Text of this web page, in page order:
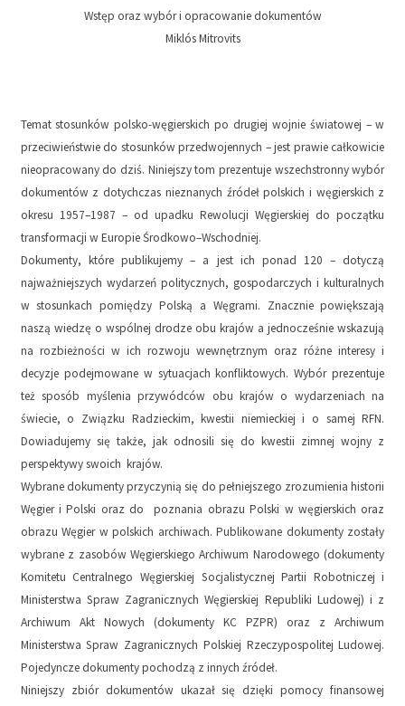
Wstęp oraz wybór i opracowanie dokumentów
Miklós Mitrovits
Temat stosunków polsko-węgierskich po drugiej wojnie światowej – w
przeciwieństwie do stosunków przedwojennych – jest prawie całkowicie
nieopracowany do dziś. Niniejszy tom prezentuje wszechstronny wybór
dokumentów z dotychczas nieznanych źródeł polskich i węgierskich z
okresu 1957–1987 – od upadku Rewolucji Węgierskiej do początku
transformacji w Europie Środkowo–Wschodniej.
Dokumenty, które publikujemy – a jest ich ponad 120 – dotyczą
najważniejszych wydarzeń politycznych, gospodarczych i kulturalnych
w stosunkach pomiędzy Polską a Węgrami. Znacznie powiększają
naszą wiedzę o wspólnej drodze obu krajów a jednocześnie wskazują
na rozbieżności w ich rozwoju wewnętrznym oraz różne interesy i
decyzje podejmowane w sytuacjach konfliktowych. Wybór prezentuje
też sposób myślenia przywódców obu krajów o wydarzeniach na
świecie, o Związku Radzieckim, kwestii niemieckiej i o samej RFN.
Dowiadujemy się także, jak odnosili się do kwestii zimnej wojny z
perspektywy swoich krajów.
Wybrane dokumenty przyczynią się do pełniejszego zrozumienia historii
Węgier i Polski oraz do poznania obrazu Polski w węgierskich oraz
obrazu Węgier w polskich archiwach. Publikowane dokumenty zostały
wybrane z zasobów Węgierskiego Archiwum Narodowego (dokumenty
Komitetu Centralnego Węgierskiej Socjalistycznej Partii Robotniczej i
Ministerstwa Spraw Zagranicznych Węgierskiej Republiki Ludowej) i z
Archiwum Akt Nowych (dokumenty KC PZPR) oraz z Archiwum
Ministerstwa Spraw Zagranicznych Polskiej Rzeczypospolitej Ludowej.
Pojedyncze dokumenty pochodzą z innych źródeł.
Niniejszy zbiór dokumentów ukazał się dzięki pomocy finansowej